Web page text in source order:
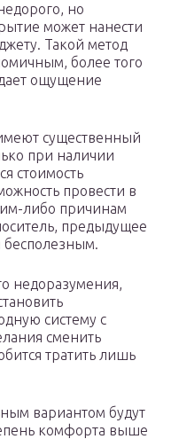
но
может нанести
Такой метод
более того
ощущение
существенный
при наличии
стоимость
провести в
либо причинам
предыдущее
бесполезным.
недоразумения,
систему с
сменить
тратить лишь
вариантом будут
комфорта выше